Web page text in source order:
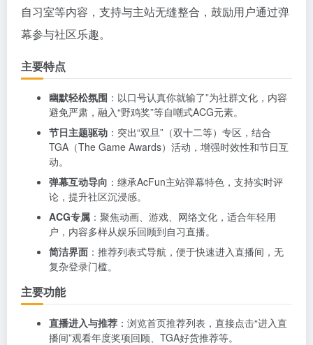
自习室等内容，支持与主站无缝整合，鼓励用户通过弹
幕参与社区乐趣。
主要特点
幽默轻松氛围 ：以口号认真你就输了”为社群文化，内容
避免严肃，融入“野鸡奖”等自嘲式ACG元素。
节日主题驱动 ：突出“双旦”（双十二等）专区，结合
TGA（The Game Awards）活动，增强时效性和节日互
动。
弹幕互动导向 ：继承AcFun主站弹幕特色，支持实时评
论，提升社区沉浸感。
ACG专属 ：聚焦动画、游戏、网络文化，适合年轻用
户，内容多样从娱乐回顾到自习直播。
简洁界面 ：推荐列表式导航，便于快速进入直播间，无
复杂登录门槛。
主要功能
直播进入与推荐 ：浏览首页推荐列表，直接点击“进入直
播间”观看年度奖项回顾、TGA好货推荐等。